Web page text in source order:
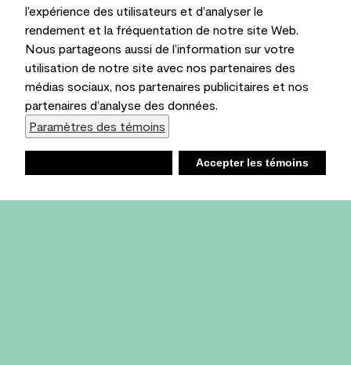
l’expérience des utilisateurs et d’analyser le
rendement et la fréquentation de notre site Web.
Nous partageons aussi de l’information sur votre
utilisation de notre site avec nos partenaires des
médias sociaux, nos partenaires publicitaires et nos
partenaires d’analyse des données.
Paramètres des témoins
Accepter les témoins
Liste d’achats